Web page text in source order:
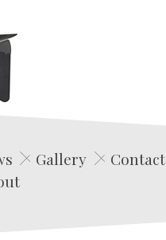
Edwin Film Agencja Aktorska
Gallery
Contact